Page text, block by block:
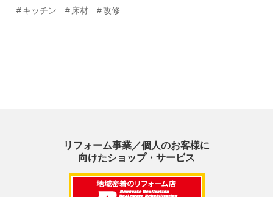
キッチン 床材 改修
リフォーム事業／個人のお客様に
向けたショップ・サービス